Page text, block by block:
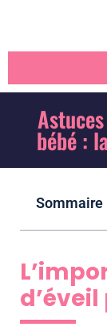
bébé :
Sommaire